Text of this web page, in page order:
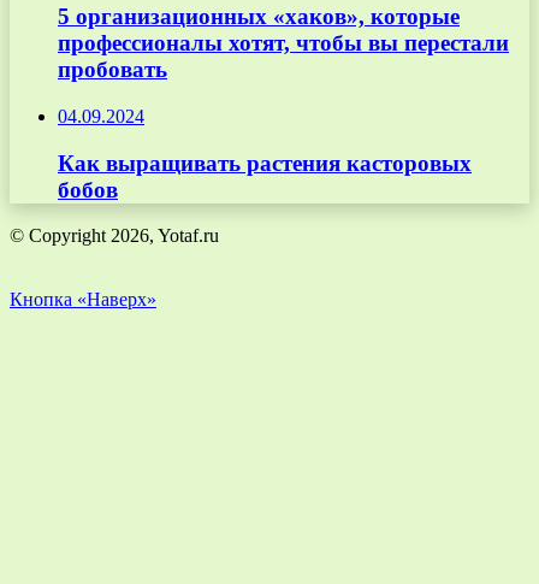
5 организационных «хаков», которые
профессионалы хотят, чтобы вы перестали
пробовать
04.09.2024
Как выращивать растения касторовых
бобов
© Copyright 2026, Yotaf.ru
Кнопка «Наверх»